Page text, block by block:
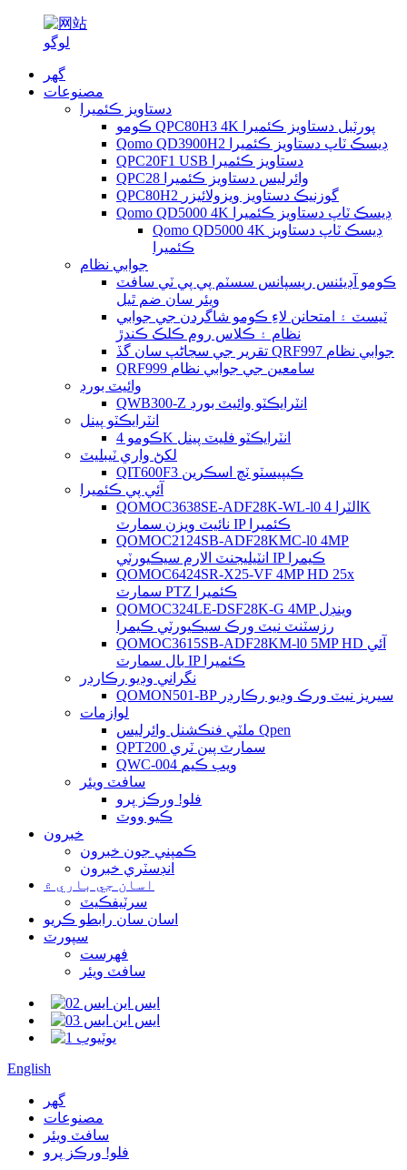
گھر
مصنوعات
دستاويز ڪئميرا
ڪومو QPC80H3 4K پورٽبل دستاويز ڪئميرا
Qomo QD3900H2 ڊيسڪ ٽاپ دستاويز ڪئميرا
QPC20F1 USB دستاويز ڪئميرا
QPC28 وائرليس دستاويز ڪئميرا
QPC80H2 گوزنيڪ دستاويز ويزولائيزر
Qomo QD5000 4K ڊيسڪ ٽاپ دستاويز ڪئميرا
Qomo QD5000 4K ڊيسڪ ٽاپ دستاويز
ڪئميرا
جوابي نظام
ڪومو آڊيئنس ريسپانس سسٽم پي پي ٽي سافٽ
ويئر سان ضم ٿيل
ٽيسٽ ۽ امتحانن لاءِ ڪومو شاگردن جي جوابي
نظام ۽ ڪلاس روم ڪلڪ ڪندڙ
تقرير جي سڃاڻپ سان گڏ QRF997 جوابي نظام
QRF999 سامعين جي جوابي نظام
وائيٽ بورڊ
QWB300-Z انٽرايڪٽو وائيٽ بورڊ
انٽرايڪٽو پينل
ڪومو 4K انٽرايڪٽو فليٽ پينل
لکڻ واري ٽيبليٽ
QIT600F3 ڪيپيسٽو ٽچ اسڪرين
آئي پي ڪئميرا
QOMOC3638SE-ADF28K-WL-l0 ​​الٽرا 4K
نائيٽ ويزن سمارٽ IP ڪئميرا
QOMOC2124SB-ADF28KMC-l0 4MP
انٽيليجنٽ الارم سيڪيورٽي IP ڪيمرا
QOMOC6424SR-X25-VF 4MP HD 25x
سمارٽ PTZ ڪئميرا
QOMOC324LE-DSF28K-G 4MP وينڊل
رزسٽنٽ نيٽ ورڪ سيڪيورٽي ڪيمرا
QOMOC3615SB-ADF28KM-l0 5MP HD آئي
بال سمارٽ IP ڪئميرا
نگراني وڊيو رڪارڊر
QOMON501-BP سيريز نيٽ ورڪ وڊيو رڪارڊر
لوازمات
ملٽي فنڪشنل وائرليس Qpen
QPT200 سمارٽ پين ٽري
QWC-004 ويب ڪيم
سافٽ ويئر
فلو! ورڪز پرو
ڪيو ووٽ
خبرون
ڪمپني جون خبرون
انڊسٽري خبرون
اسان جي باري ۾
سرٽيفڪيٽ
اسان سان رابطو ڪريو
سپورٽ
فهرست
سافٽ ويئر
English
گھر
مصنوعات
سافٽ ويئر
فلو! ورڪز پرو